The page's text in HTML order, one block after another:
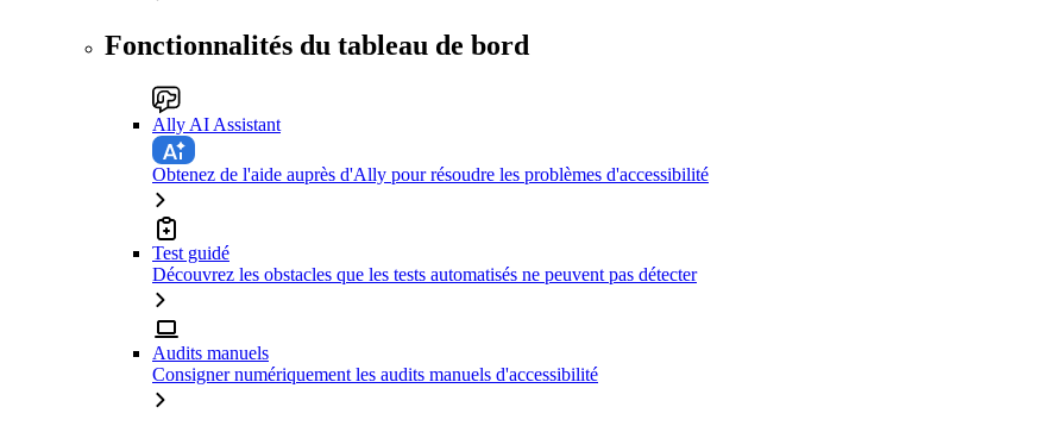
Fonctionnalités du tableau de bord
Ally AI Assistant
Obtenez de l'aide auprès d'Ally pour résoudre les problèmes d'accessibilité
Test guidé
Découvrez les obstacles que les tests automatisés ne peuvent pas détecter
Audits manuels
Consigner numériquement les audits manuels d'accessibilité